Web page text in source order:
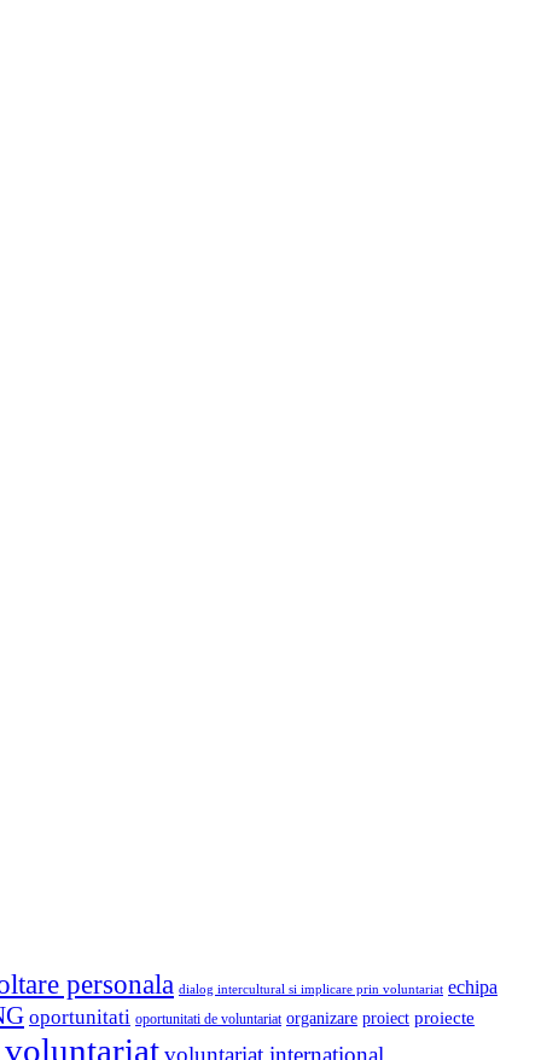
personala dialog intercultural si implicare prin voluntariat echipa
oportunitati oportunitati de voluntariat organizare proiect proiecte
voluntariat